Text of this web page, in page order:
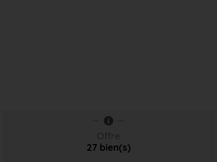
Offre
27 bien(s)